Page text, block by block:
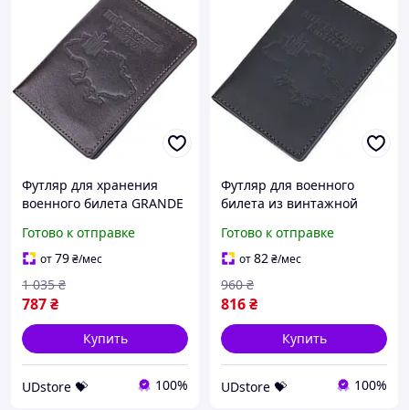
Футляр для хранения
военного билета GRANDE
кожа, коричневый
UDstore -store-with-good-
prices-
Готово к отправке
от79₴/мес
787₴
1 035 ₴
Купить
UDstore 💝 100%
Футляр для военного
билета из винтажной
PELLE 16780 Черный
UDstore -store-with-good-
prices-
Готово к отправке
от82₴/мес
816₴
960 ₴
Купить
UDstore 💝 100%